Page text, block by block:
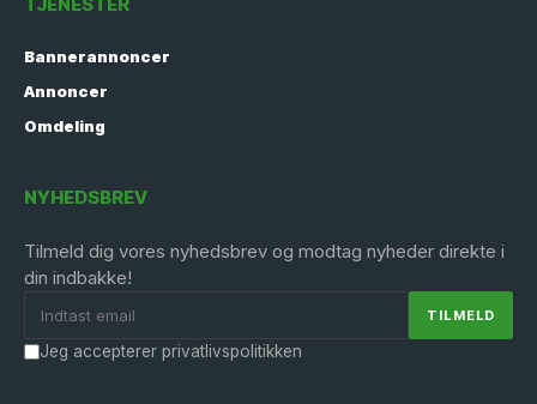
Bannerannoncer
Annoncer
Omdeling
NYHEDSBREV
Tilmeld dig vores nyhedsbrev og modtag nyheder direkte i
din indbakke!
Jeg accepterer privatlivspolitikken